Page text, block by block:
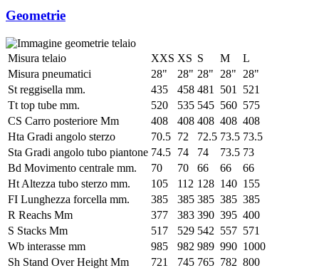
Geometrie
Misura telaio XXS XS S M
L
Misura pneumatici
28" 28" 28" 28"
28"
St reggisella mm.
435 458 481 501
521
Tt top tube mm.
520 535 545 560 575
CS Carro posteriore Mm
408 408 408 408 408
Hta Gradi angolo sterzo
70.5 72 72.5 73.5 73.5
Sta Gradi angolo tubo piantone 74.5 74 74 73.5 73
Bd Movimento centrale mm.
70 70 66 66
66
Ht Altezza tubo sterzo mm.
105 112 128 140 155
FI Lunghezza forcella mm.
385 385 385 385 385
R Reachs Mm
377 383 390 395 400
S Stacks Mm
517 529 542 557 571
Wb interasse mm
985 982 989 990 1000
Sh Stand Over Height Mm
721 745 765 782 800